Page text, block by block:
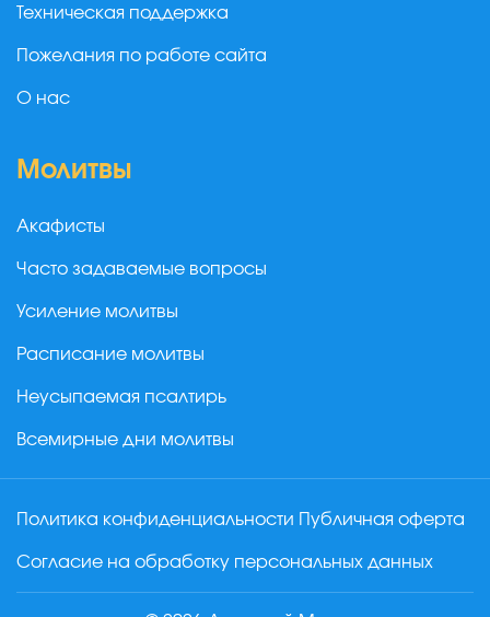
Техническая поддержка
Пожелания по работе сайта
О нас
Молитвы
Акафисты
Часто задаваемые вопросы
Усиление молитвы
Расписание молитвы
Неусыпаемая псалтирь
Всемирные дни молитвы
Политика конфиденциальности Публичная оферта
Согласие на обработку персональных данных